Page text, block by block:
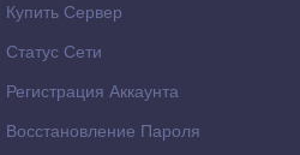
Купить Сервер
Статус Сети
Регистрация Аккаунта
Восстановление Пароля